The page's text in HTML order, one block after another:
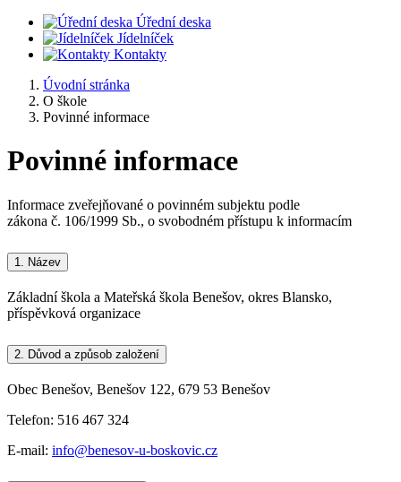
Úřední deska
Jídelníček
Kontakty
Úvodní stránka
O škole
Povinné informace
Povinné informace
Informace zveřejňované o povinném subjektu podle
zákona č. 106/1999 Sb., o svobodném přístupu k informacím
1. Název
Základní škola a Mateřská škola Benešov, okres Blansko,
příspěvková organizace
2. Důvod a způsob založení
Obec Benešov, Benešov 122, 679 53 Benešov
Telefon: 516 467 324
E-mail: info@benesov-u-boskovic.cz